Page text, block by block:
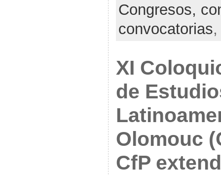
Congresos,
convocatorias
XI
de
Olomouc
CfP